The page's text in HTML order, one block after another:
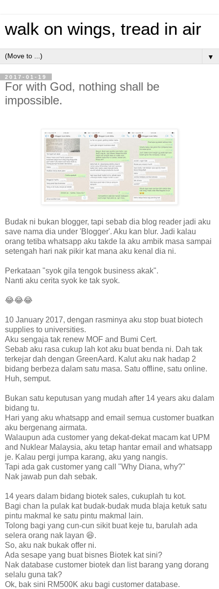
walk on wings, tread in air
▼
2017-01-19
For with God, nothing shall be
impossible.
Budak ni bukan blogger, tapi sebab dia blog reader jadi aku
save nama dia under 'Blogger'. Aku kan blur. Jadi kalau
orang tetiba whatsapp aku takde la aku ambik masa sampai
setengah hari nak pikir kat mana aku kenal dia ni.
Perkataan "syok gila tengok business akak".
Nanti aku cerita syok ke tak syok.
😂😂😂
10 January 2017, dengan rasminya aku stop buat biotech
supplies to universities.
Aku sengaja tak renew MOF and Bumi Cert.
Sebab aku rasa cukup lah kot aku buat benda ni. Dah tak
terkejar dah dengan GreenAard. Kalut aku nak hadap 2
bidang berbeza dalam satu masa. Satu offline, satu online.
Huh, semput.
Bukan satu keputusan yang mudah after 14 years aku dalam
bidang tu.
Hari yang aku whatsapp and email semua customer buatkan
aku bergenang airmata.
Walaupun ada customer yang dekat-dekat macam kat UPM
and Nuklear Malaysia, aku tetap hantar email and whatsapp
je. Kalau pergi jumpa karang, aku yang nangis.
Tapi ada gak customer yang call "Why Diana, why?"
Nak jawab pun dah sebak.
14 years dalam bidang biotek sales, cukuplah tu kot.
Bagi chan la pulak kat budak-budak muda blaja ketuk satu
pintu makmal ke satu pintu makmal lain.
Tolong bagi yang cun-cun sikit buat keje tu, barulah ada
selera orang nak layan 😆.
So, aku nak bukak offer ni.
Ada sesape yang buat bisnes Biotek kat sini?
Nak database customer biotek dan list barang yang dorang
selalu guna tak?
Ok, bak sini RM500K aku bagi customer database.